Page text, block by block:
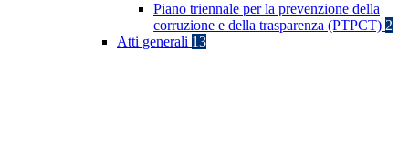
Piano triennale per la prevenzione della
corruzione e della trasparenza (PTPCT) 2
Atti generali 13